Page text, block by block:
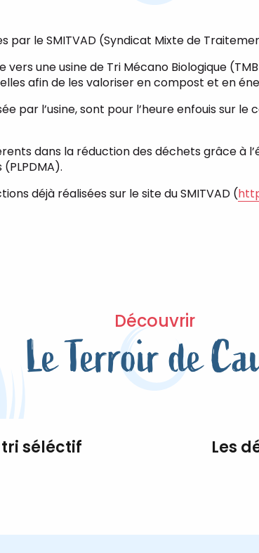
par le SMITVAD (Syndicat Mixte de
vers une usine de Tri Mécano Biologique
afin de les valoriser en compost et en
par l’usine, sont pour l’heure enfouis sur
dans la réduction des déchets grâce à
déjà réalisées sur le site du SMITVAD (
Découvrir
Le Terroir de
tri séléctif Les